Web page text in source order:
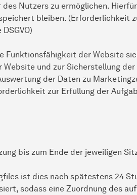
Nutzers zu ermöglichen.
bleiben. (Erforderlichkeit
Funktionsfähigkeit der Website
und zur Sicherstellung
der Daten zu
zur Erfüllung der
bis zum Ende der jeweiligen
ist dies nach spätestens 24
sodass eine Zuordnung des